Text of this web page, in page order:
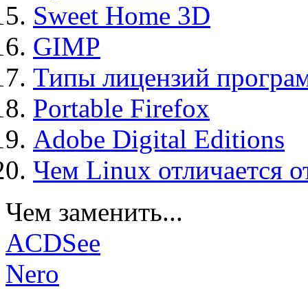
Sweet Home 3D
GIMP
Типы лицензий
Portable Firefox
Adobe Digital Editions
Чем Linux отличается
Чем заменить...
ACDSee
Nero